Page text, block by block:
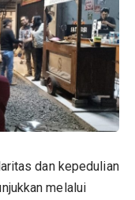
dan kepedulian
melalui